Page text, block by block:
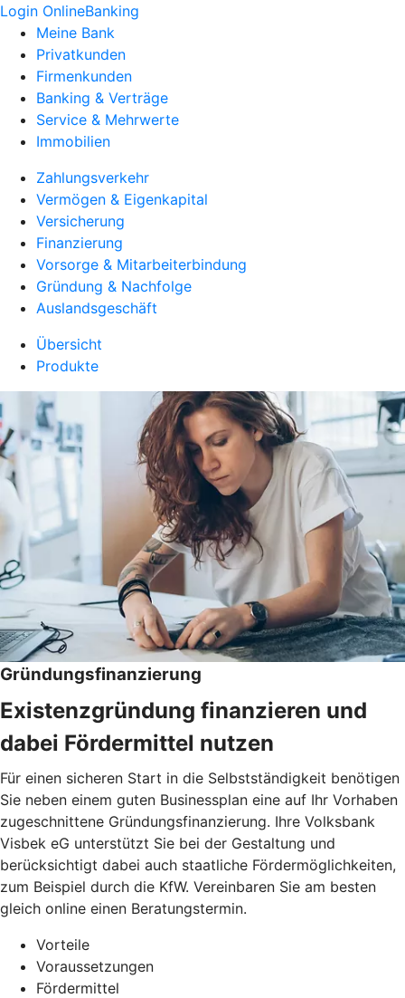
Login OnlineBanking
Meine Bank
Privatkunden
Firmenkunden
Banking & Verträge
Service & Mehrwerte
Immobilien
Zahlungsverkehr
Vermögen & Eigenkapital
Versicherung
Finanzierung
Vorsorge & Mitarbeiterbindung
Gründung & Nachfolge
Auslandsgeschäft
Übersicht
Produkte
Gründungsfinanzierung
Existenzgründung finanzieren und
dabei Fördermittel nutzen
Für einen sicheren Start in die Selbstständigkeit benötigen
Sie neben einem guten Businessplan eine auf Ihr Vorhaben
zugeschnittene Gründungsfinanzierung. Ihre Volksbank
Visbek eG unterstützt Sie bei der Gestaltung und
berücksichtigt dabei auch staatliche Fördermöglichkeiten,
zum Beispiel durch die KfW. Vereinbaren Sie am besten
gleich online einen Beratungstermin.
Vorteile
Voraussetzungen
Fördermittel